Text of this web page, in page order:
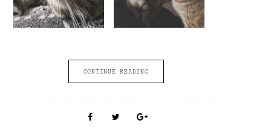
CONTINUE READING